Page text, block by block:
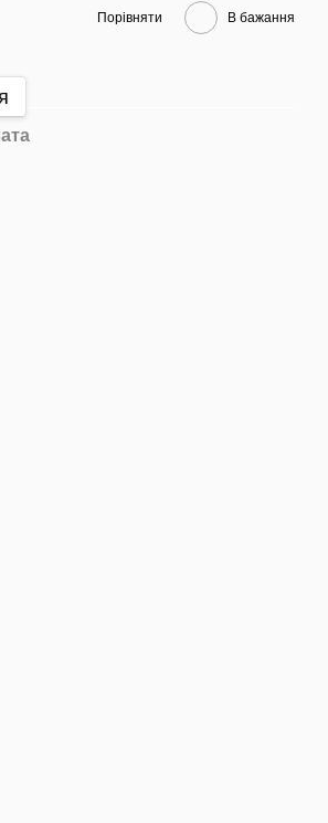
Порівняти В бажання